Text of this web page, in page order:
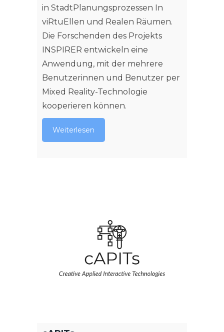
in StadtPlanungsprozessen In
viRtuEllen und Realen Räumen.
Die Forschenden des Projekts
INSPIRER entwickeln eine
Anwendung, mit der mehrere
Benutzerinnen und Benutzer per
Mixed Reality-Technologie
kooperieren können.
Weiterlesen